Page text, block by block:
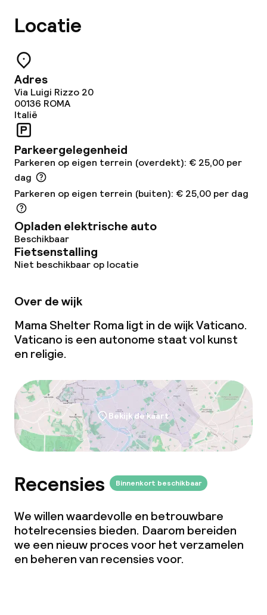
Diner à la carte
Dieetopties
Glutenvrije opties
Vegetarische opties
Schoonmaakvoorzieningen
Wasfaciliteiten (wasmachine)
Wasservice
Zakelijke faciliteiten
Vergaderruimte
Beleid
Kleine huisdieren toegestaan (minder
Grote huisdieren toegestaan (meer
dan 5 kg)
Locatie
Adres
Via Luigi Rizzo 20
00136 ROMA
Italië
Parkeergelegenheid
Parkeren op eigen terrein (overdekt): € 25,00 per
dag
Parkeren op eigen terrein (buiten): € 25,00 per dag
Opladen elektrische auto
Beschikbaar
Fietsenstalling
Niet beschikbaar op locatie
Over de wijk
Mama Shelter Roma ligt in de wijk Vaticano.
Vaticano is een autonome staat vol kunst
en religie.
Bekijk de kaart
Recensies Binnenkort beschikbaar
We willen waardevolle en betrouwbare
hotelrecensies bieden. Daarom bereiden
we een nieuw proces voor het verzamelen
en beheren van recensies voor.